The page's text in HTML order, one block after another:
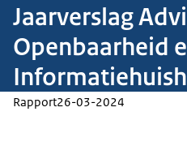
Jaarverslag
Openbaarheid
Rapport26-03-2024